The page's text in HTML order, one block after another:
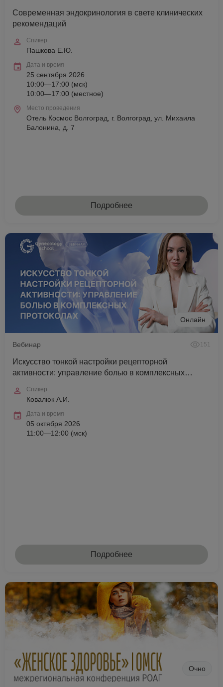
Современная эндокринология в свете клинических
рекомендаций
Спикер
Пашкова Е.Ю.
Дата и время
25 сентября 2026
10:00—17:00 (мск)
10:00—17:00 (местное)
Место проведения
Отель Космос Волгоград, г. Волгоград, ул. Михаила
Балонина, д. 7
Подробнее
Онлайн
Вебинар 151
Искусство тонкой настройки рецепторной
активности: управление болью в комплексных
Спикер
Ковалюк А.И.
Дата и время
05 октября 2026
11:00—12:00 (мск)
Подробнее
Очно